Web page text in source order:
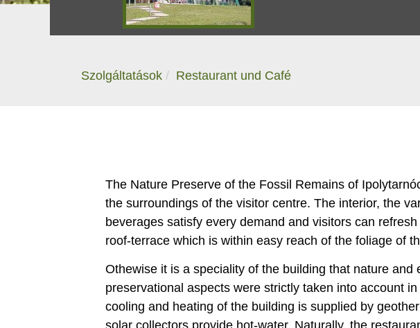
Szolgáltatások Restaurant und Café
The Nature Preserve of the Fossil Remains of
the surroundings of the visitor centre. The interior, the
beverages satisfy every demand and visitors can
roof-terrace which is within easy reach of the foliage of
Othewise it is a speciality of the building that nature and
preservational aspects were strictly taken into account
cooling and heating of the building is supplied by
solar collectors provide hot-water. Naturally, the